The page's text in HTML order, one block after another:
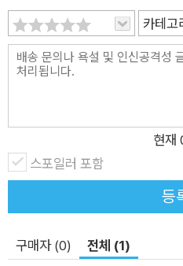
물이 얼마나 되는지 알려 줍니다
을 사거나 버리는 일에 조금 더 신중해질
물 쓰듯 했니?” 물 부족 국가, 남의 일이 아
오지 않습니다. 우리나라를 ‘물
동연구소가 미국의 사설 연구소
않고 단순하게 강수량을 인구수
다는 지적도 있지요. 하지만 유
고서’에서도 우리나라를 ‘물 스
다. 지금처럼 계속 물을 물 쓰듯
카테고
현재
스포일러 포함
등
구매자 (0) 전체 (1)